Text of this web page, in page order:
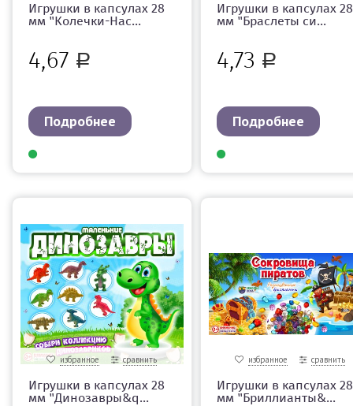
Игрушки в капсулах 28
мм "Колечки-Нас...
4,67 Р
Подробнее
Игрушки в капсулах 28
мм "Браслеты си...
4,73 Р
Подробнее
избранное сравнить
Игрушки в капсулах 28
мм "Динозавры&q...
избранное сравнить
Игрушки в капсулах 28
мм "Бриллианты&...